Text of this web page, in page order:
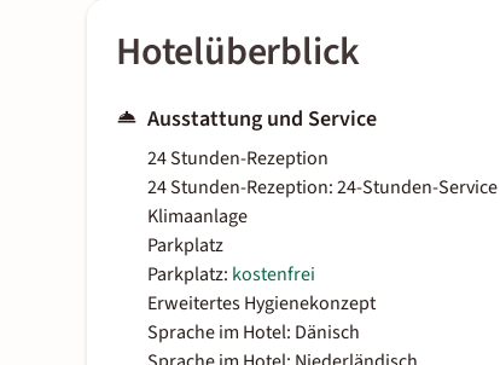
Hotelüberblick
Ausstattung und Service
24 Stunden-Rezeption
24 Stunden-Rezeption: 24-Stunden-Service
Klimaanlage
Parkplatz
Parkplatz: kostenfrei
Erweitertes Hygienekonzept
Sprache im Hotel: Dänisch